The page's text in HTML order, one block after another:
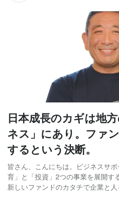
日本成長のカギは地
ネス」にあり。ファ
するという決断。
皆さん、こんにちは。ビジネスサ
育」と「投資」2つの事業を展開す
新しいファンドのカタチで企業と